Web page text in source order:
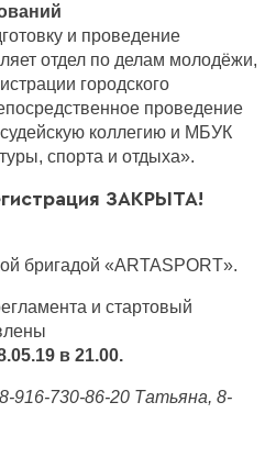
и проведение
отдел по делам молодёжи,
городского
проведение
коллегию и МБУК
спорта и отдыха».
ЗАКРЫТА!
бригадой «АRTASPORT».
и стартовый
в 21.00.
916-730-86-20 Татьяна, 8-